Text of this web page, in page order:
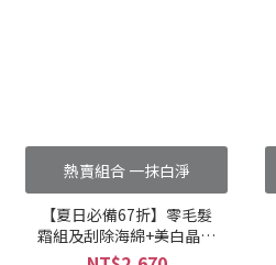
熱賣組合 一抹白淨
【夏日必備67折】零毛髮
霜組及刮除海綿+美白晶球
組